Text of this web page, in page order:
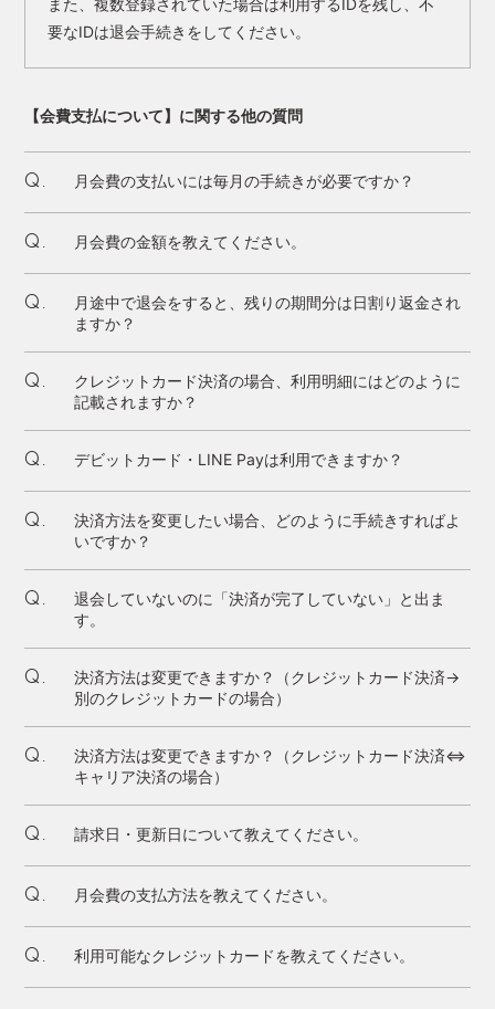
また、複数登録されていた場合は利用するIDを残し、不
要なIDは退会手続きをしてください。
【会費支払について】に関する他の質問
Q. 月会費の支払いには毎月の手続きが必要ですか？
Q. 月会費の金額を教えてください。
Q.
月途中で退会をすると、残りの期間分は日割り返金され
ますか？
Q.
クレジットカード決済の場合、利用明細にはどのように
記載されますか？
Q. デビットカード・LINE Payは利用できますか？
Q.
決済方法を変更したい場合、どのように手続きすればよ
いですか？
Q.
退会していないのに「決済が完了していない」と出ま
す。
Q.
決済方法は変更できますか？（クレジットカード決済→
別のクレジットカードの場合）
Q.
決済方法は変更できますか？（クレジットカード決済⇔
キャリア決済の場合）
Q. 請求日・更新日について教えてください。
Q. 月会費の支払方法を教えてください。
Q. 利用可能なクレジットカードを教えてください。